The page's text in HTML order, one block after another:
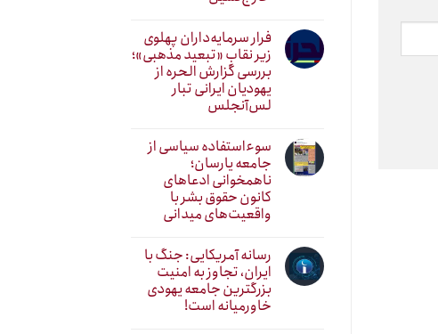
فرار سرمایه‌داران پهلوی
زیر نقابِ «تبعید مذهبی»؛
بررسی گزارش الحره از
یهودیان ایرانی تبار
لس‌آنجلس
سوءاستفاده سیاسی از
جامعه یارسان؛
ناهمخوانی ادعاهای
کانون حقوق بشر با
واقعیت‌های میدانی
رسانه آمریکایی: جنگ با
ایران، تجاوز به امنیت
بزرگترین جامعه یهودی
خاورمیانه است!